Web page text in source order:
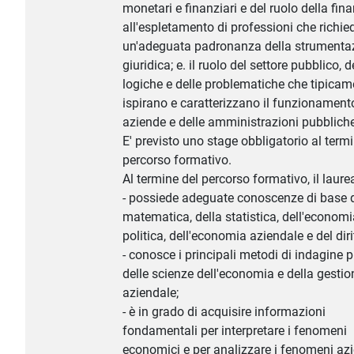
monetari e finanziari e del ruolo della
all'espletamento di professioni che
un'adeguata padronanza della
giuridica; e. il ruolo del settore pubblico,
logiche e delle problematiche che
ispirano e caratterizzano il
aziende e delle amministrazioni
E' previsto uno stage obbligatorio al
percorso formativo.
Al termine del percorso formativo, il
- possiede adeguate conoscenze di base
matematica, della statistica,
politica, dell'economia aziendale e del
- conosce i principali metodi di indagine
delle scienze dell'economia e della
aziendale;
- è in grado di acquisire informazioni
fondamentali per interpretare i fenomeni
economici e per analizzare i fenomeni